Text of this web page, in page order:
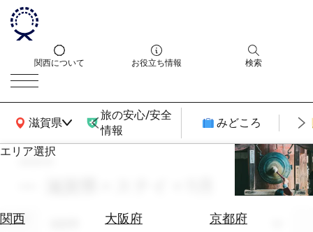
関西について お役立ち情報 検索
滋賀県
関西広域MAP
旅の安心/安全
情報
みどころ
エリア選択
関西 大阪府
京都府
エ
search
エリア